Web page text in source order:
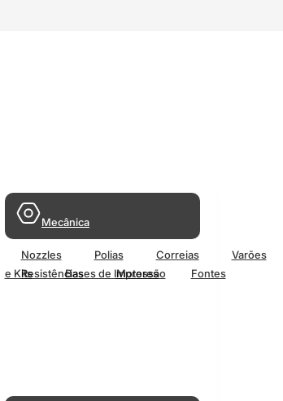
Resistências Motores
Fontes
Mecânica
Nozzles Polias Correias
Varões
e Kits
Bases de Impressão